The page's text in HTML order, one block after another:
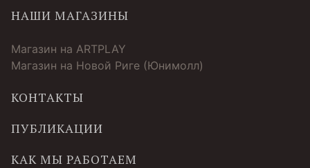
НАШИ МАГАЗИНЫ
Магазин на ARTPLAY
Магазин на Новой Риге (Юнимолл)
КОНТАКТЫ
ПУБЛИКАЦИИ
КАК МЫ РАБОТАЕМ